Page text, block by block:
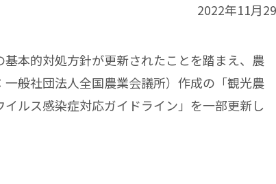
2022年11月
本的対処方針が更新されたことを踏まえ、農
般社団法人全国農業会議所）作成の「観光農
ルス感染症対応ガイドライン」を一部更新し